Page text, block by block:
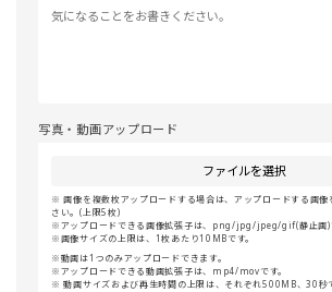
写真・動画アップロード
ファイルを選択
画像を複数枚アップロードする場合は、アップロードする画像
さい。(上限5枚)
アップロードできる画像拡張子は、png/jpg/jpeg/gif(静止画)
画像サイズの上限は、1枚あたり10MBです。
動画は1つのみアップロードできます。
アップロードできる動画拡張子は、mp4/movです。
動画サイズおよび再生時間の上限は、それぞれ500MB、30秒